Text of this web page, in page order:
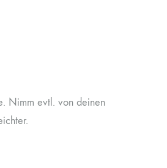
Nimm evtl. von deinen